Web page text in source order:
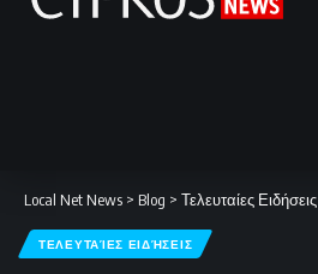
Local Net News > Blog > Τελευταίες Ειδήσεις
ΤΕΛΕΥΤΑΊΕΣ ΕΙΔΉΣΕΙΣ